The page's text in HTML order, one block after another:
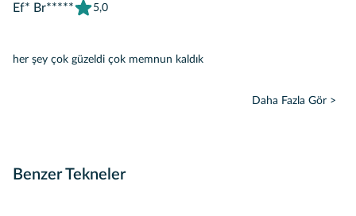
Ef* Br***** 5,0
her şey çok güzeldi çok memnun kaldık
Daha Fazla Gör >
Benzer Tekneler